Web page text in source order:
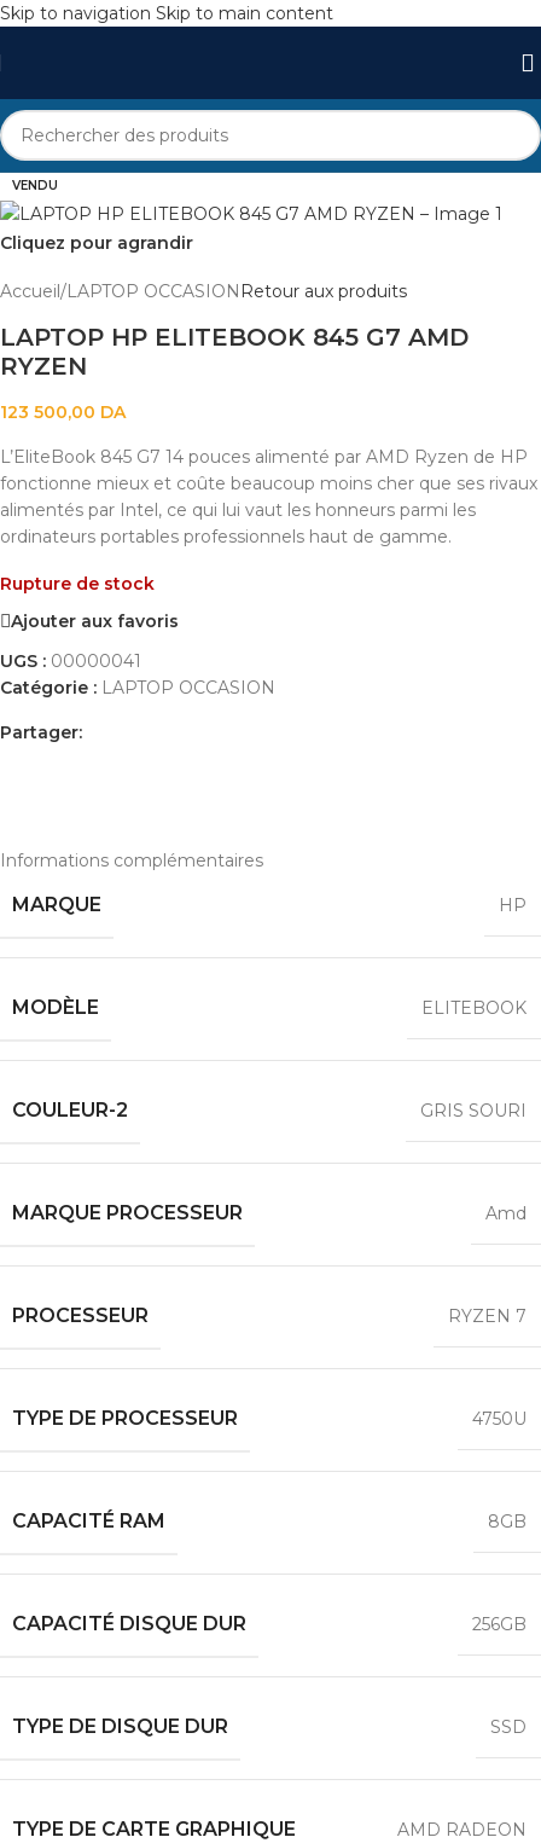
Skip to navigation Skip to main content
VENDU
Cliquez pour agrandir
Accueil /LAPTOP OCCASION Retour aux produits
LAPTOP HP ELITEBOOK 845 G7 AMD
RYZEN
123 500,00 DA
L’EliteBook 845 G7 14 pouces alimenté par AMD Ryzen de HP
fonctionne mieux et coûte beaucoup moins cher que ses rivaux
alimentés par Intel, ce qui lui vaut les honneurs parmi les
ordinateurs portables professionnels haut de gamme.
Rupture de stock
Ajouter aux favoris
UGS : 00000041
Catégorie : LAPTOP OCCASION
Partager:
Informations complémentaires
MARQUE HP
MODÈLE ELITEBOOK
COULEUR-2 GRIS SOURI
MARQUE PROCESSEUR Amd
PROCESSEUR RYZEN 7
TYPE DE PROCESSEUR 4750U
CAPACITÉ RAM 8GB
CAPACITÉ DISQUE DUR 256GB
TYPE DE DISQUE DUR SSD
TYPE DE CARTE GRAPHIQUE AMD RADEON